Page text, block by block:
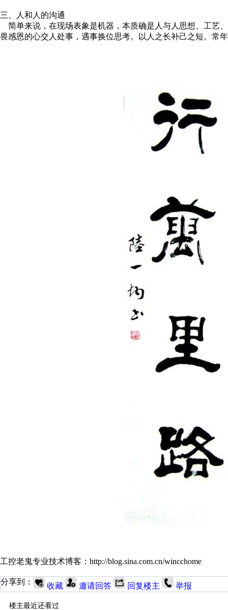
三、人和人的沟通
简单来说，在现场表象是机器，本质确是人与人思想、工艺
畏感恩的心交人处事，遇事换位思考。以人之长补己之短。常
工控老鬼专业技术博客：http://blog.sina.com.cn/wincchome
分享到： 收藏 邀请回答 回复楼主 举报
楼主最近还看过